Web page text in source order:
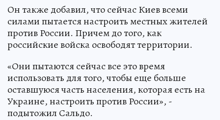
Он также добавил, что сейчас Киев всеми
силами пытается настроить местных жителей
против России. Причем до того, как
российские войска освободят территории.
«Они пытаются сейчас все это время
использовать для того, чтобы еще больше
оставшуюся часть населения, которая есть на
Украине, настроить против России», -
подытожил Сальдо.